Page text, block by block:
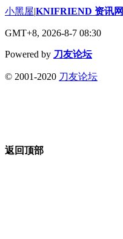
小黑屋|KNIFRIEND 资讯网
GMT+8, 2026-8-7 08:30
Powered by 刀友论坛
© 2001-2020 刀友论坛
返回顶部